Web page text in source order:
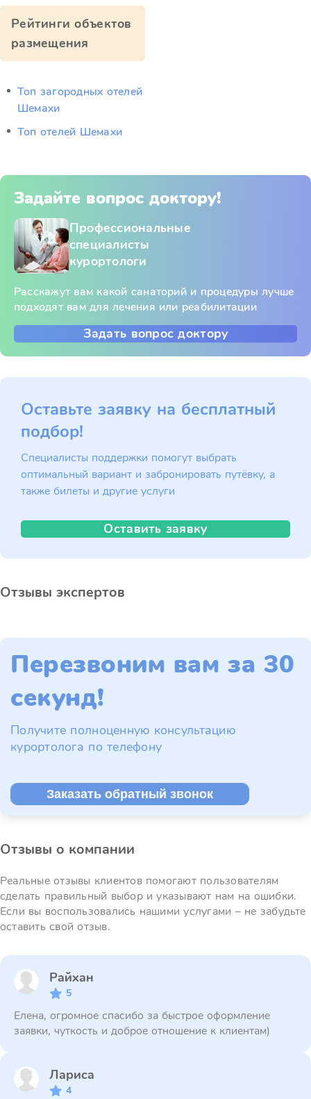
Рейтинги объектов
размещения
Топ загородных отелей
Шемахи
Топ отелей Шемахи
Задайте вопрос доктору!
Профессиональные
специалисты
курортологи
Расскажут вам какой санаторий и процедуры лучше
подходят вам для лечения или реабилитации
Задать вопрос доктору
Оставьте заявку на бесплатный
подбор!
Специалисты поддержки помогут выбрать
оптимальный вариант и забронировать путёвку, а
также билеты и другие услуги
Оставить заявку
Отзывы экспертов
Перезвоним вам за 30
секунд!
Получите полноценную консультацию
курортолога по телефону
Заказать обратный звонок
Отзывы о компании
Реальные отзывы клиентов помогают пользователям
сделать правильный выбор и указывают нам на ошибки.
Если вы воспользовались нашими услугами – не забудьте
оставить свой отзыв.
Райхан
5
Елена, огромное спасибо за быстрое оформление
заявки, чуткость и доброе отношение к клиентам)
Лариса
4